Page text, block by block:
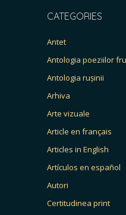
CATEGORIES
Antet
Antologia poeziilor
Antologia rușinii
Arhiva
Arte vizuale
Article en français
Articles in English
Artículos en español
Autori
Certitudinea print